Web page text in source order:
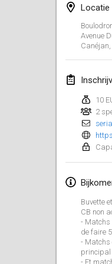
Locatie
Avenue
Canéjan
10
2
Buvette
CB non
- Matchs
de faire
- Matchs
principal
- Et
februari
4
18
19